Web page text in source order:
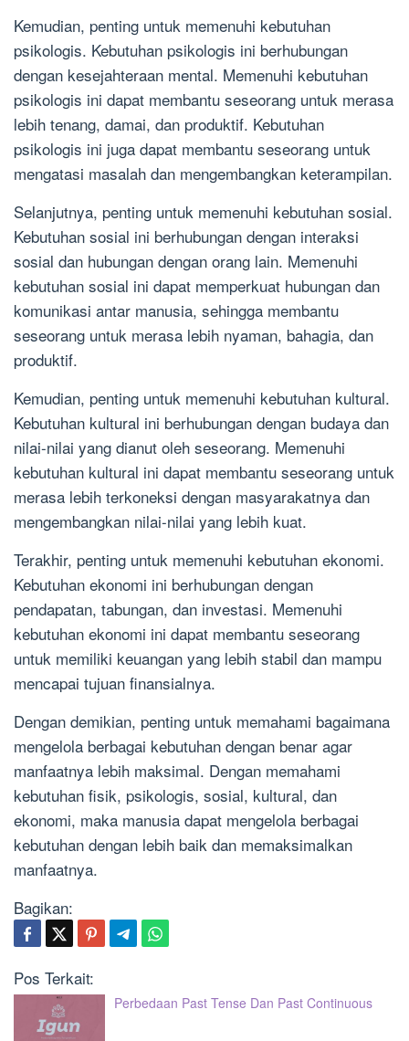
Kemudian, penting untuk memenuhi kebutuhan
psikologis. Kebutuhan psikologis ini berhubungan
dengan kesejahteraan mental. Memenuhi kebutuhan
psikologis ini dapat membantu seseorang untuk merasa
lebih tenang, damai, dan produktif. Kebutuhan
psikologis ini juga dapat membantu seseorang untuk
mengatasi masalah dan mengembangkan keterampilan.
Selanjutnya, penting untuk memenuhi kebutuhan sosial.
Kebutuhan sosial ini berhubungan dengan interaksi
sosial dan hubungan dengan orang lain. Memenuhi
kebutuhan sosial ini dapat memperkuat hubungan dan
komunikasi antar manusia, sehingga membantu
seseorang untuk merasa lebih nyaman, bahagia, dan
produktif.
Kemudian, penting untuk memenuhi kebutuhan kultural.
Kebutuhan kultural ini berhubungan dengan budaya dan
nilai-nilai yang dianut oleh seseorang. Memenuhi
kebutuhan kultural ini dapat membantu seseorang untuk
merasa lebih terkoneksi dengan masyarakatnya dan
mengembangkan nilai-nilai yang lebih kuat.
Terakhir, penting untuk memenuhi kebutuhan ekonomi.
Kebutuhan ekonomi ini berhubungan dengan
pendapatan, tabungan, dan investasi. Memenuhi
kebutuhan ekonomi ini dapat membantu seseorang
untuk memiliki keuangan yang lebih stabil dan mampu
mencapai tujuan finansialnya.
Dengan demikian, penting untuk memahami bagaimana
mengelola berbagai kebutuhan dengan benar agar
manfaatnya lebih maksimal. Dengan memahami
kebutuhan fisik, psikologis, sosial, kultural, dan
ekonomi, maka manusia dapat mengelola berbagai
kebutuhan dengan lebih baik dan memaksimalkan
manfaatnya.
Bagikan:
Pos Terkait:
Perbedaan Past Tense Dan Past Continuous